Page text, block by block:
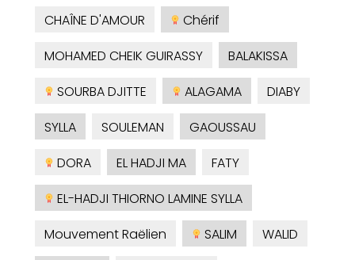
CHAÎNE D'AMOUR
Chérif
MOHAMED CHEIK GUIRASSY
BALAKISSA
SOURBA DJITTE
ALAGAMA
DIABY
SYLLA
SOULEMAN
GAOUSSAU
DORA
EL HADJI MA
FATY
EL-HADJI THIORNO LAMINE SYLLA
Mouvement Raëlien
SALIM
WALID